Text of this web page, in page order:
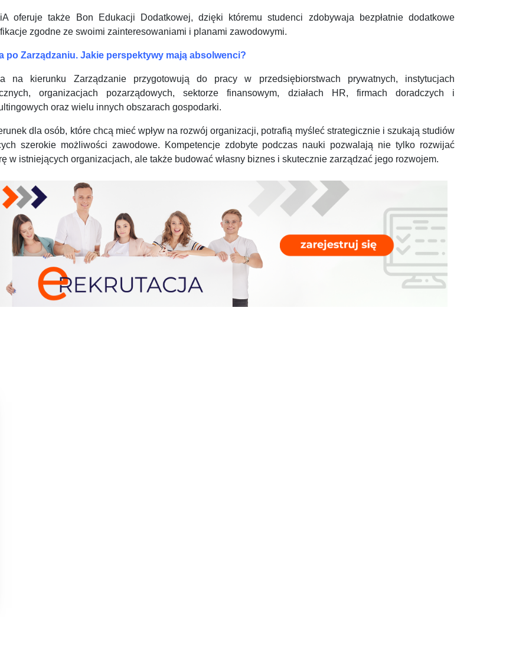
oferuje także Bon Edukacji Dodatkowej, dzięki któremu studenci zdobywaja bezpłatnie dodatkowe
zgodne ze swoimi zainteresowaniami i planami zawodowymi.
po Zarządzaniu. Jakie perspektywy mają absolwenci?
na kierunku Zarządzanie przygotowują do pracy w przedsiębiorstwach prywatnych, instytucjach
organizacjach pozarządowych, sektorze finansowym, działach HR, firmach doradczych i
oraz wielu innych obszarach gospodarki.
dla osób, które chcą mieć wpływ na rozwój organizacji, potrafią myśleć strategicznie i szukają studiów
szerokie możliwości zawodowe. Kompetencje zdobyte podczas nauki pozwalają nie tylko rozwijać
w istniejących organizacjach, ale także budować własny biznes i skutecznie zarządzać jego rozwojem.